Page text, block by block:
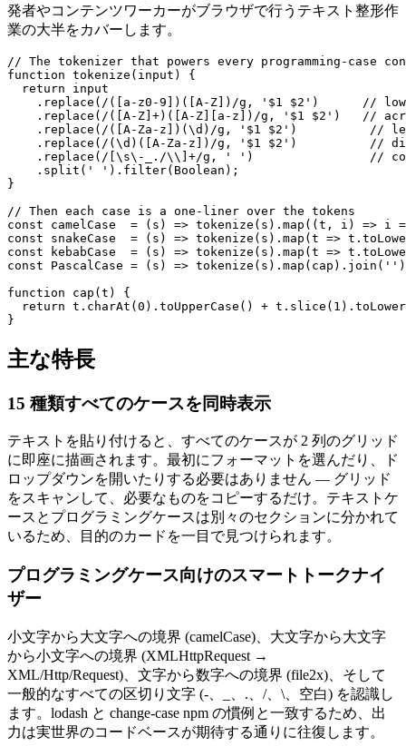
発者やコンテンツワーカーがブラウザで行うテキスト整形作
業の大半をカバーします。
// The tokenizer that powers every programming-case
function tokenize(input) {
  return input
.replace(/([a-z0-9])([A-Z])/g, '$1 $2')      //
.replace(/([A-Z]+)([A-Z][a-z])/g, '$1 $2')   //
.replace(/([A-Za-z])(\d)/g, '$1 $2')          //
.replace(/(\d)([A-Za-z])/g, '$1 $2')          //
.replace(/[\s\-_./\\]+/g, ' ')                //
    .split(' ').filter(Boolean);
}
// Then each case is a one-liner over the tokens
const camelCase  = (s) => tokenize(s).map((t, i) =>
const snakeCase  = (s) => tokenize(s).map(t =>
const kebabCase  = (s) => tokenize(s).map(t =>
const PascalCase = (s) =>
function cap(t) {
return t.charAt(0).toUpperCase() +
}
主な特長
15 種類すべてのケースを同時表示
テキストを貼り付けると、すべてのケースが 2 列のグリッド
に即座に描画されます。最初にフォーマットを選んだり、ド
ロップダウンを開いたりする必要はありません — グリッド
をスキャンして、必要なものをコピーするだけ。テキストケ
ースとプログラミングケースは別々のセクションに分かれて
いるため、目的のカードを一目で見つけられます。
プログラミングケース向けのスマートトークナイ
ザー
小文字から大文字への境界 (camelCase)、大文字から大文字
から小文字への境界 (XMLHttpRequest →
XML/Http/Request)、文字から数字への境界 (file2x)、そして
一般的なすべての区切り文字 (-、_、.、/、\、空白) を認識し
ます。lodash と change-case npm の慣例と一致するため、出
力は実世界のコードベースが期待する通りに往復します。